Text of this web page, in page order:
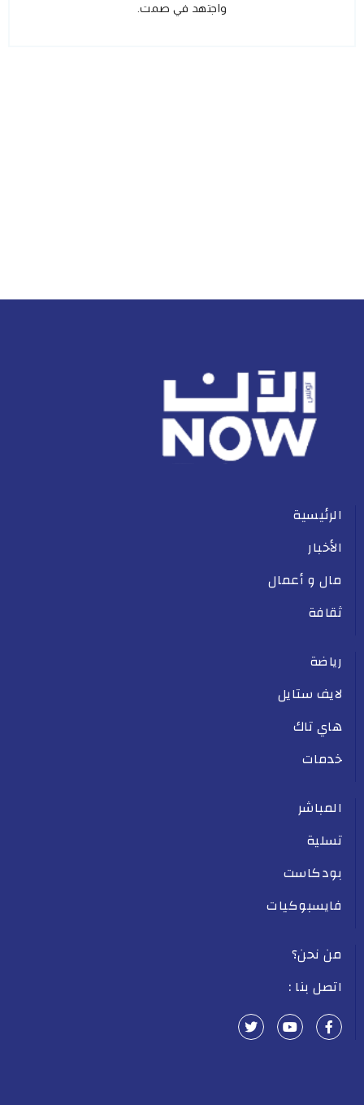
واجتهد في صمت.
الرئيسية
الأخبار
مال و أعمال
ثقافة
رياضة
لايف ستايل
هاي تاك
خدمات
المباشر
تسلية
بودكاست
فايسبوكيات
من نحن؟
اتصل بنا :